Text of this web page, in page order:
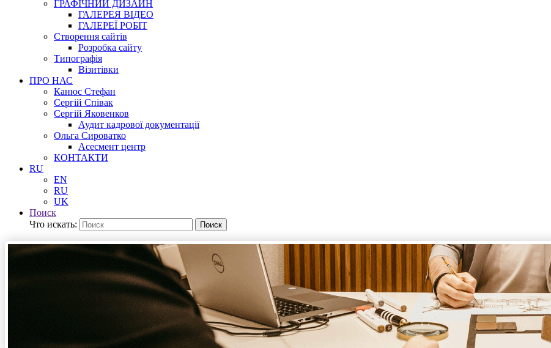
ГРАФІЧНИЙ ДИЗАЙН
ГАЛЕРЕЯ ВІДЕО
ГАЛЕРЕЇ РОБІТ
Створення сайтів
Розробка сайту
Типографія
Візитівки
ПРО НАС
Канюс Стефан
Сергій Співак
Сергій Яковенков
Аудит кадрової документації
Ольга Сироватко
Асесмент центр
КОНТАКТИ
RU
EN
RU
UK
Поиск
Что искать:
Поиск